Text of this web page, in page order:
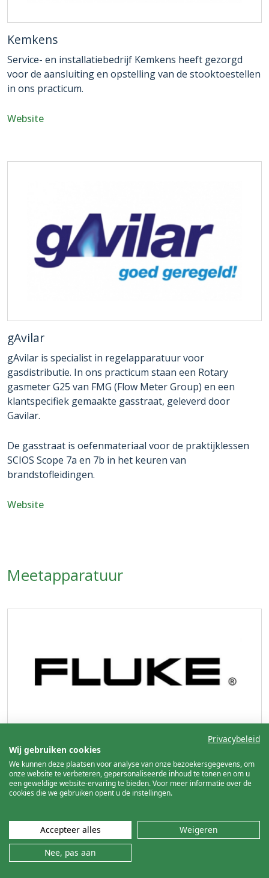
Kemkens
Service- en installatiebedrijf Kemkens heeft gezorgd
voor de aansluiting en opstelling van de stooktoestellen
in ons practicum.
Website
gAvilar
gAvilar is specialist in regelapparatuur voor
gasdistributie. In ons practicum staan een Rotary
gasmeter G25 van FMG (Flow Meter Group) en een
klantspecifiek gemaakte gasstraat, geleverd door
Gavilar.
De gasstraat is oefenmateriaal voor de praktijklessen
SCIOS Scope 7a en 7b in het keuren van
brandstofleidingen.
Website
Meetapparatuur
Fluke Corporation
Fluke Corporation is wereldmarktleider in de productie,
de distributie en het onderhoud van elektronische test-
Parkstad Inspectiesis officieel dealer van Fluke
meetapparatuur.
Privacybeleid
Wij gebruiken cookies
We kunnen deze plaatsen voor analyse van onze bezoekersgegevens, om
onze website te verbeteren, gepersonaliseerde inhoud te tonen en om u
een geweldige website-ervaring te bieden. Voor meer informatie over de
cookies die we gebruiken opent u de instellingen.
Accepteer alles
Weigeren
Nee, pas aan